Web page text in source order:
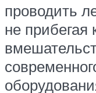
проводить
не прибегая